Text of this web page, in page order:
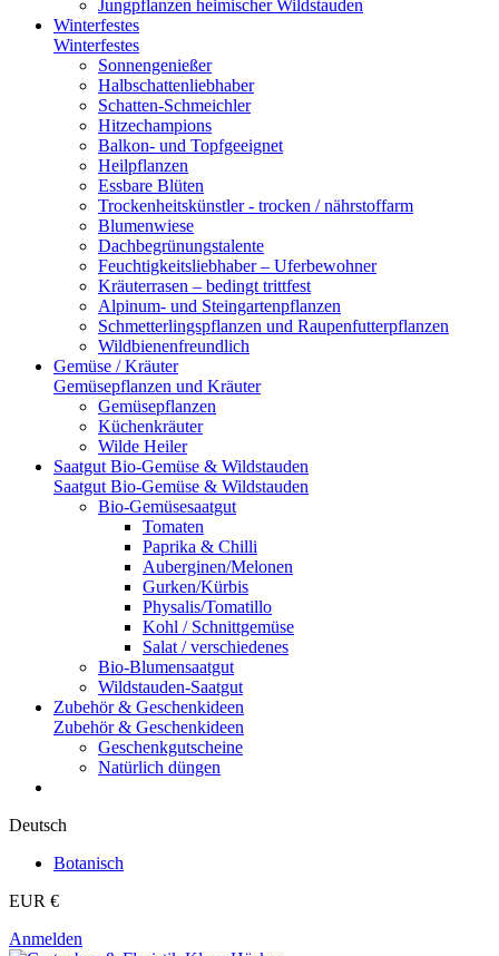
Jungpflanzen heimischer Wildstauden
Winterfestes
Winterfestes
Sonnengenießer
Halbschattenliebhaber
Schatten-Schmeichler
Hitzechampions
Balkon- und Topfgeeignet
Heilpflanzen
Essbare Blüten
Trockenheitskünstler - trocken / nährstoffarm
Blumenwiese
Dachbegrünungstalente
Feuchtigkeitsliebhaber – Uferbewohner
Kräuterrasen – bedingt trittfest
Alpinum- und Steingartenpflanzen
Schmetterlingspflanzen und Raupenfutterpflanzen
Wildbienenfreundlich
Gemüse / Kräuter
Gemüsepflanzen und Kräuter
Gemüsepflanzen
Küchenkräuter
Wilde Heiler
Saatgut Bio-Gemüse & Wildstauden
Saatgut Bio-Gemüse & Wildstauden
Bio-Gemüsesaatgut
Tomaten
Paprika & Chilli
Auberginen/Melonen
Gurken/Kürbis
Physalis/Tomatillo
Kohl / Schnittgemüse
Salat / verschiedenes
Bio-Blumensaatgut
Wildstauden-Saatgut
Zubehör & Geschenkideen
Zubehör & Geschenkideen
Geschenkgutscheine
Natürlich düngen
Deutsch
Botanisch
EUR €
Anmelden